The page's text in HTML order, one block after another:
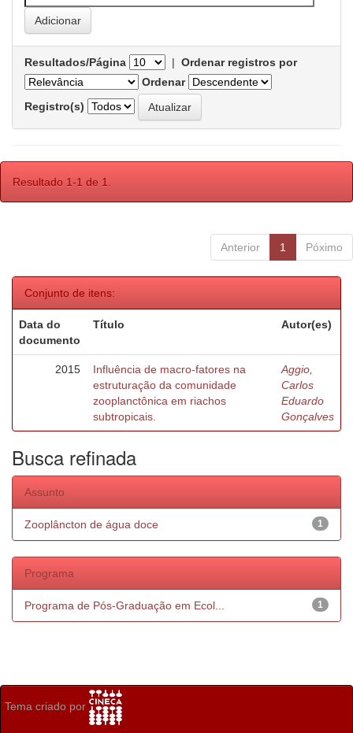
Resultados/Página | Ordenar registros por
Ordenar
Registro(s)
Resultado 1-1 de 1.
Anterior 1 Póximo
Conjunto de itens:
Data do
documento
Título Autor(es)
2015
Influência de macro-fatores na
estruturação da comunidade
zooplanctônica em riachos
subtropicais.
Aggio,
Carlos
Eduardo
Gonçalves
Busca refinada
Assunto
1
Zooplâncton de água doce
Programa
1
Programa de Pós-Graduação em Ecol...
Tema criado por